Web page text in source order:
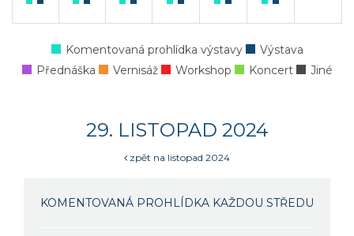
Komentovaná prohlídka výstavy
Výstava
Přednáška
Vernisáž Workshop Koncert Jiné
29. LISTOPAD 2024
zpět na listopad 2024
KOMENTOVANÁ PROHLÍDKA KAŽDOU STŘEDU